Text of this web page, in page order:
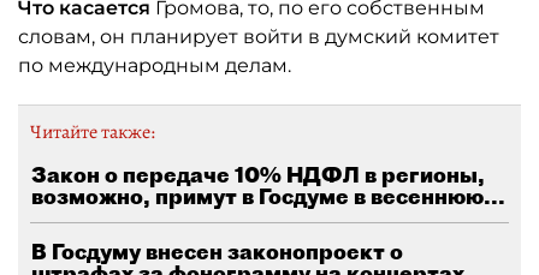
Что касается Громова, то, по его собственным
словам, он планирует войти в думский комитет
по международным делам.
Читайте также:
Закон о передаче 10% НДФЛ в регионы,
возможно, примут в Госдуме в весеннюю...
В Госдуму внесен законопроект о